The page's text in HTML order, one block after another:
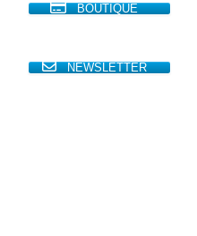
BOUTIQUE
NEWSLETTER